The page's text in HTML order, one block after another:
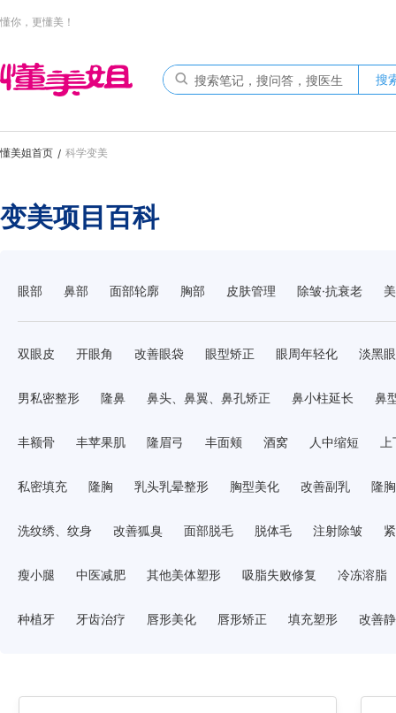
懂你，更懂美！
搜
懂美姐首页 / 科学变美
变美项目百科
眼部 鼻部 面部轮廓 胸部 皮肤管理 除皱·抗衰老
双眼皮 开眼角 改善眼袋 眼型矫正 眼周年轻化 淡黑
男私密整形 隆鼻 鼻头、鼻翼、鼻孔矫正 鼻小柱延长 鼻
丰额骨 丰苹果肌 隆眉弓 丰面颊 酒窝 人中缩短
私密填充 隆胸 乳头乳晕整形 胸型美化 改善副乳 隆
洗纹绣、纹身 改善狐臭 面部脱毛 脱体毛 注射除皱
瘦小腿 中医减肥 其他美体塑形 吸脂失败修复 冷冻溶脂
种植牙 牙齿治疗 唇形美化 唇形矫正 填充塑形 改善